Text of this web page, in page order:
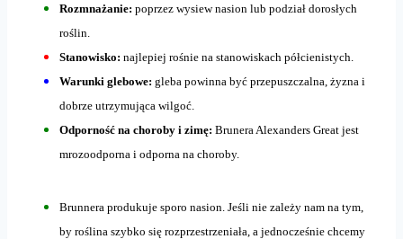
Rozmnażanie: poprzez wysiew nasion lub podział dorosłych
roślin.
Stanowisko: najlepiej rośnie na stanowiskach półcienistych.
Warunki glebowe: gleba powinna być przepuszczalna, żyzna i
dobrze utrzymująca wilgoć.
Odporność na choroby i zimę: Brunera Alexanders Great jest
mrozoodporna i odporna na choroby.
Brunnera produkuje sporo nasion. Jeśli nie zależy nam na tym,
by roślina szybko się rozprzestrzeniała, a jednocześnie chcemy